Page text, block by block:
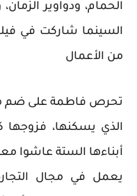
الحمام، ودواوير
السينما شاركت في
من الأعمال
تحرص فاطمة على ضم
الذي يسكنها، فزوجها
أبناءها الستة عاشوا
يعمل في مجال